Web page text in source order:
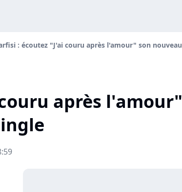
: écoutez "J'ai couru après l'amour" son nouveau
après l'amour"